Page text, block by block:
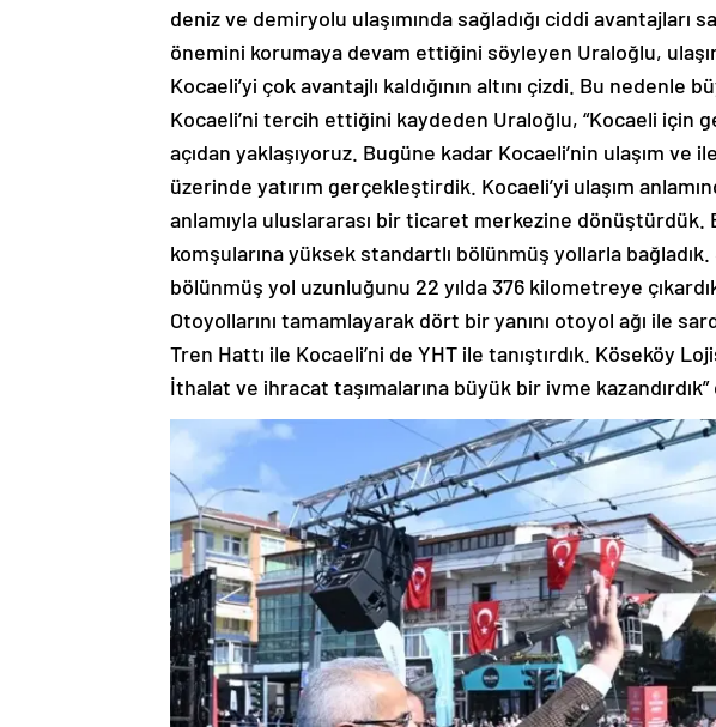
deniz ve demiryolu ulaşımında sağladığı ciddi
önemini korumaya devam ettiğini söyleyen Uraloğlu,
Kocaeli’yi çok avantajlı kaldığının altını çizdi. Bu
Kocaeli’ni tercih ettiğini kaydeden Uraloğlu, “Kocaeli için
açıdan yaklaşıyoruz. Bugüne kadar Kocaeli’nin ulaşım ve
üzerinde yatırım gerçekleştirdik. Kocaeli’yi ulaşım
anlamıyla uluslararası bir ticaret merkezine
komşularına yüksek standartlı bölünmüş yollarla bağladık.
bölünmüş yol uzunluğunu 22 yılda 376 kilometreye
Otoyollarını tamamlayarak dört bir yanını otoyol ağı ile
Tren Hattı ile Kocaeli’ni de YHT ile tanıştırdık. Köseköy
İthalat ve ihracat taşımalarına büyük bir ivme